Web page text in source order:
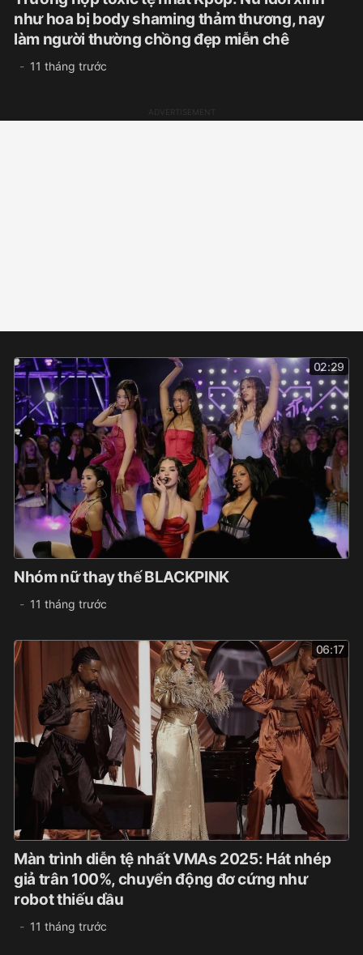
như hoa bị body shaming thảm thương, nay
làm người thường chồng đẹp miễn chê
11 tháng trước
02:29
Nhóm nữ thay thế BLACKPINK
11 tháng trước
06:17
Màn trình diễn tệ nhất VMAs 2025: Hát nhép
giả trân 100%, chuyển động đơ cứng như
robot thiếu dầu
11 tháng trước